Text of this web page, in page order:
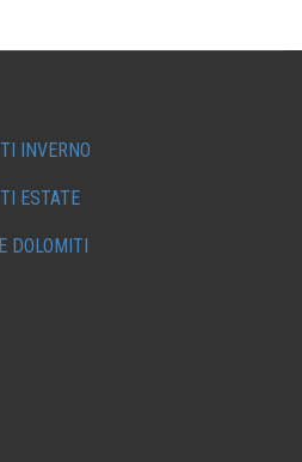
INVERNO
ESTATE
DOLOMITI